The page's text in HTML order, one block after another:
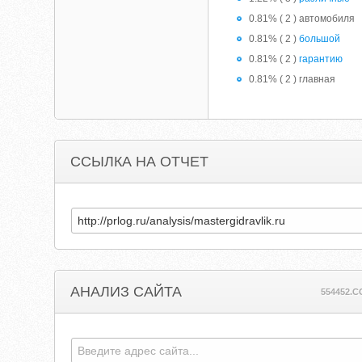
0.81% ( 2 ) автомобиля
0.81% ( 2 )большой
0.81% ( 2 )гарантию
0.81% ( 2 ) главная
ССЫЛКА НА ОТЧЕТ
АНАЛИЗ САЙТА